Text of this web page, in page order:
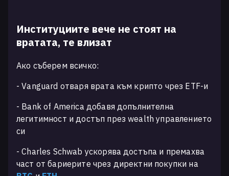
Институциите вече не стоят на
вратата, те влизат
Ако съберем всичко:
- Vanguard отваря врата към крипто чрез ETF-и
- Bank of America добавя допълнителна
легитимност и достъп през wealth управлението
си
- Charles Schwab ускорява достъпа и премахва
част от бариерите чрез директни покупки на